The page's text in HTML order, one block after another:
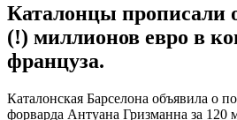
Каталонцы прописали
(!) миллионов евро в
француза.
Каталонская Барселона объявила о
форварда Антуана Гризманна за 120